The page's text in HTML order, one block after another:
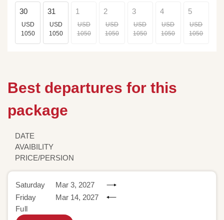
30
USD
1050
31
USD
1050
1
USD
1050
2
USD
1050
3
USD
1050
4
USD
1050
5
USD
1050
Best departures for this
package
DATE
AVAIBILITY
PRICE/PERSION
Saturday
Mar 3, 2027
Friday
Mar 14, 2027
Full